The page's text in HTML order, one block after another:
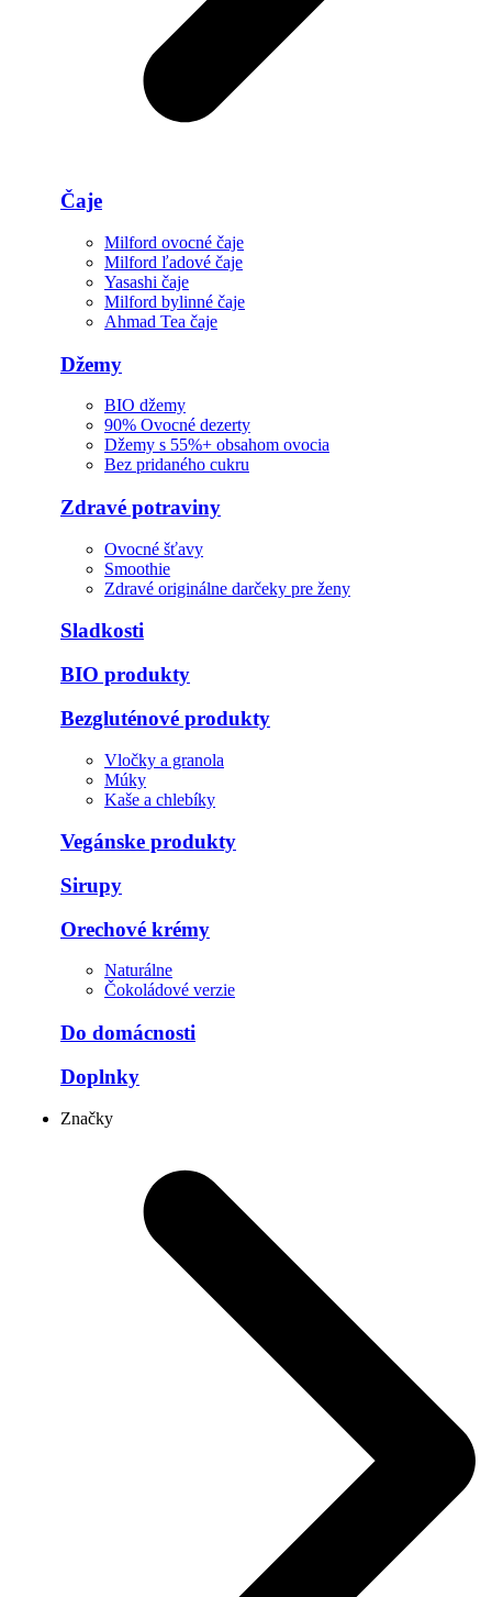
Čaje
Milford ovocné čaje
Milford ľadové čaje
Yasashi čaje
Milford bylinné čaje
Ahmad Tea čaje
Džemy
BIO džemy
90% Ovocné dezerty
Džemy s 55%+ obsahom ovocia
Bez pridaného cukru
Zdravé potraviny
Ovocné šťavy
Smoothie
Zdravé originálne darčeky pre ženy
Sladkosti
BIO produkty
Bezgluténové produkty
Vločky a granola
Múky
Kaše a chlebíky
Vegánske produkty
Sirupy
Orechové krémy
Naturálne
Čokoládové verzie
Do domácnosti
Doplnky
Značky